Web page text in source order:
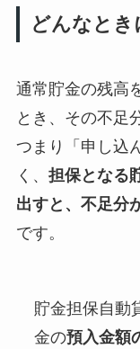
どんなと
通常貯金の残高
とき、その不足
つまり「申し込
く、 担保となる
出すと、不足分
です。
貯金担保自動
金の預入金額